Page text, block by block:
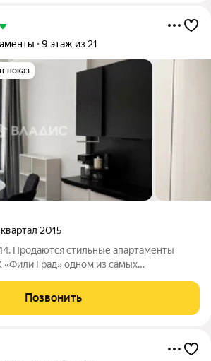
9 этаж из 21
показ
квартал 2015
Продаются стильные апартаменты
одном из самых
на комфортном 9 этаже монолитного
Продуманная
Позвонить